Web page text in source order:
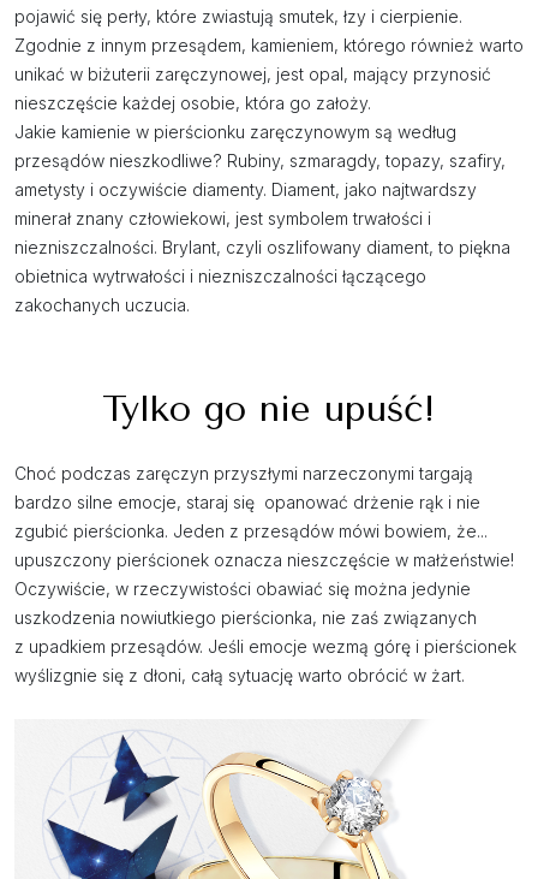
pojawić się perły, które zwiastują smutek, łzy i cierpienie.
Zgodnie z innym przesądem, kamieniem, którego również warto
unikać w biżuterii zaręczynowej, jest opal, mający przynosić
nieszczęście każdej osobie, która go założy.
Jakie kamienie w pierścionku zaręczynowym są według
przesądów nieszkodliwe? Rubiny, szmaragdy, topazy, szafiry,
ametysty i oczywiście diamenty. Diament, jako najtwardszy
minerał znany człowiekowi, jest symbolem trwałości i
niezniszczalności. Brylant, czyli oszlifowany diament, to piękna
obietnica wytrwałości i niezniszczalności łączącego
zakochanych uczucia.
Tylko go nie upuść!
Choć podczas zaręczyn przyszłymi narzeczonymi targają
bardzo silne emocje, staraj się opanować drżenie rąk i nie
zgubić pierścionka. Jeden z przesądów mówi bowiem, że...
upuszczony pierścionek oznacza nieszczęście w małżeństwie!
Oczywiście, w rzeczywistości obawiać się można jedynie
uszkodzenia nowiutkiego pierścionka, nie zaś związanych
z upadkiem przesądów. Jeśli emocje wezmą górę i pierścionek
wyślizgnie się z dłoni, całą sytuację warto obrócić w żart.